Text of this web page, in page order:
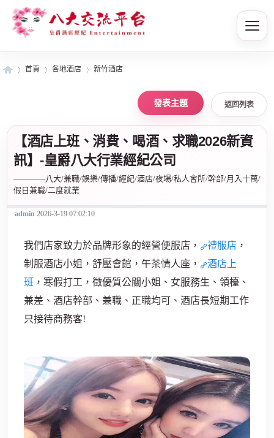
首頁 各地酒店 新竹酒店
返回列表
【酒店上班、消費、喝酒、求職2026新資
訊】-皇爵八大行業經紀公司
————八大/兼職/娛樂/傳播/經紀/酒店/夜場/私人會所/幹部/月入十萬/
假日兼職/二度就業
admin 2026-3-19 07:02:10
我們店家致力於品牌形象的經營便服店， 禮服店 ，
制服酒店小姐，舒壓會館，午茶情人座，
酒店上
班 ，寒假打工，徵優質公關小姐、女服務生、領檯、
兼差、酒店幹部、兼職、正職均可、酒店長短期工作
只接待商務客!